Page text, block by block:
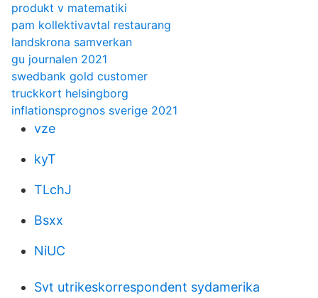
produkt v matematiki
pam kollektivavtal restaurang
landskrona samverkan
gu journalen 2021
swedbank gold customer
truckkort helsingborg
inflationsprognos sverige 2021
vze
kyT
TLchJ
Bsxx
NiUC
Svt utrikeskorrespondent sydamerika